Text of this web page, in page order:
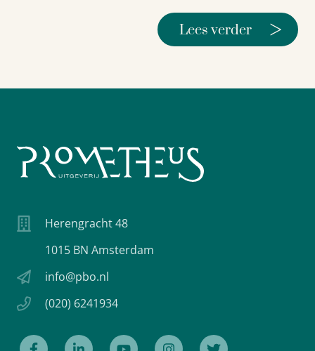
Lees verder >
Herengracht 48
1015 BN Amsterdam
info@pbo.nl
(020) 6241934